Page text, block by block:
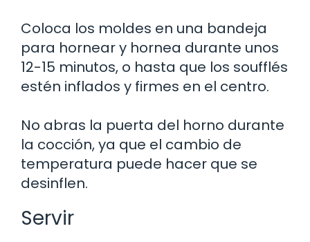
Coloca los moldes en una bandeja
para hornear y hornea durante unos
12-15 minutos, o hasta que los soufflés
estén inflados y firmes en el centro.
No abras la puerta del horno durante
la cocción, ya que el cambio de
temperatura puede hacer que se
desinflen.
Servir